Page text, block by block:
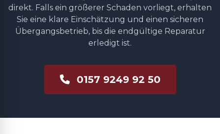
direkt. Falls ein größerer Schaden vorliegt, erhalten
Sie eine klare Einschätzung und einen sicheren
Übergangsbetrieb, bis die endgültige Reparatur
erledigt ist.
0157 9249 92 50